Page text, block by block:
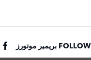
FOLLOW بريمير موتورز